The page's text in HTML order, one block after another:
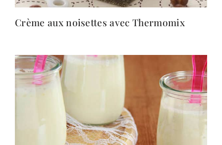
Crème aux noisettes avec Thermomix